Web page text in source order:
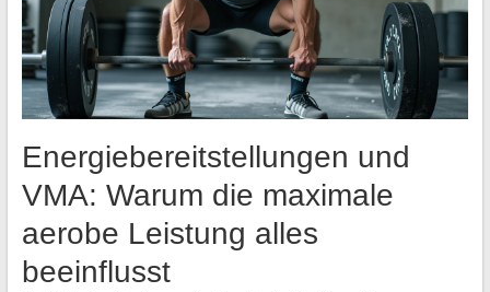
Energiebereitstellungen und
VMA: Warum die maximale
aerobe Leistung alles
beeinflusst